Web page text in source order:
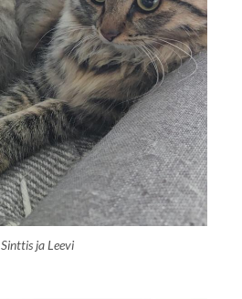
Sinttis ja Leevi